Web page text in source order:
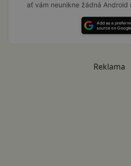
ať vám neunikne žádná Android
Reklama